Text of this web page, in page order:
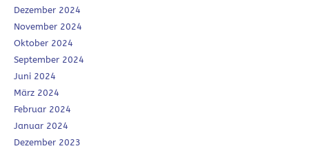
Dezember 2024
November 2024
Oktober 2024
September 2024
Juni 2024
März 2024
Februar 2024
Januar 2024
Dezember 2023